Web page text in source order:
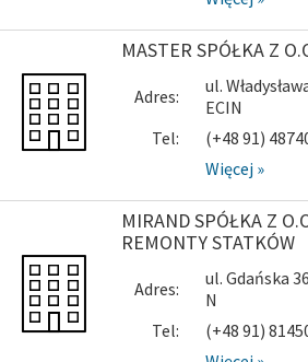
MASTER SPÓŁKA Z
Adres:
ul.
ECIN
Tel:
(+48 91)
Więcej »
MIRAND SPÓŁKA Z
REMONTY STATKÓW
Adres:
ul. Gdańska
N
Tel:
(+48 91)